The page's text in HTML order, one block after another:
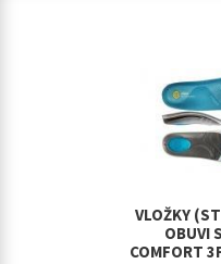
VLOŽKY
OBUVI
COMFORT